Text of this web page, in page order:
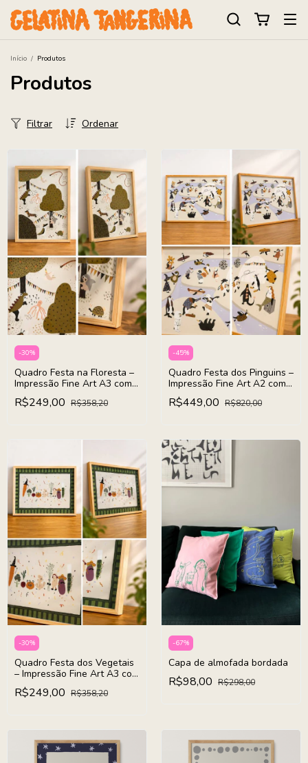
Início / Produtos
Produtos
Ordenar
Filtrar
-30%
Quadro Festa na Floresta –
Impressão Fine Art A3 com
Moldura
R$249,00 R$358,20
-45%
Quadro Festa dos Pinguins –
Impressão Fine Art A2 com
Moldura - (cópia)
R$449,00 R$820,00
-30%
Quadro Festa dos Vegetais
– Impressão Fine Art A3 com
Moldura
R$249,00 R$358,20
-67%
Capa de almofada bordada
R$98,00 R$298,00